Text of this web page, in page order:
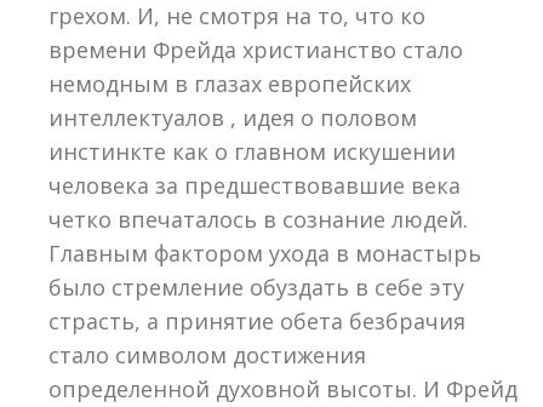
грехом. И, не смотря на то, что ко
времени Фрейда христианство стало
немодным в глазах европейских
интеллектуалов , идея о половом
инстинкте как о главном искушении
человека за предшествовавшие века
четко впечаталось в сознание людей.
Главным фактором ухода в монастырь
было стремление обуздать в себе эту
страсть, а принятие обета безбрачия
стало символом достижения
определенной духовной высоты. И Фрейд